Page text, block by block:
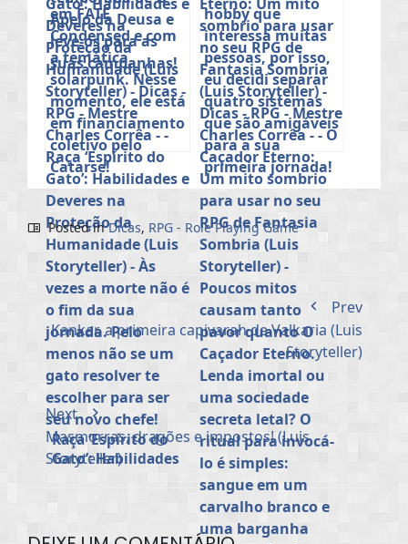
Raça ‘Espírito do
Gato’: Habilidades
Storyteller)
Posted inDicas, RPG - Role Playing Game
Prev
Kankar, a primeira capivarah de Valkaria (Luis
Storyteller)
Next
Masmorras, dragões e impostos! (Luis
Storyteller)